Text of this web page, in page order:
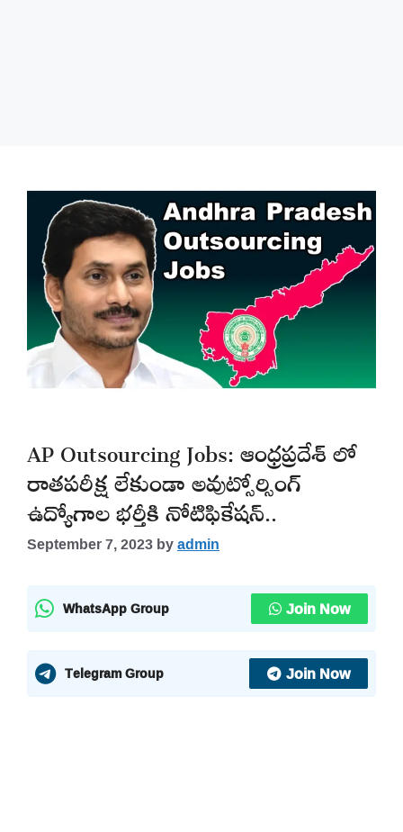
AP Outsourcing Jobs: ఆంధ్రప్రదేశ్ లో
రాతపరీక్ష లేకుండా అవుట్సోర్సింగ్
ఉద్యోగాల భర్తీకి నోటిఫికేషన్..
September 7, 2023byadmin
WhatsApp Group Join Now
Telegram Group Join Now